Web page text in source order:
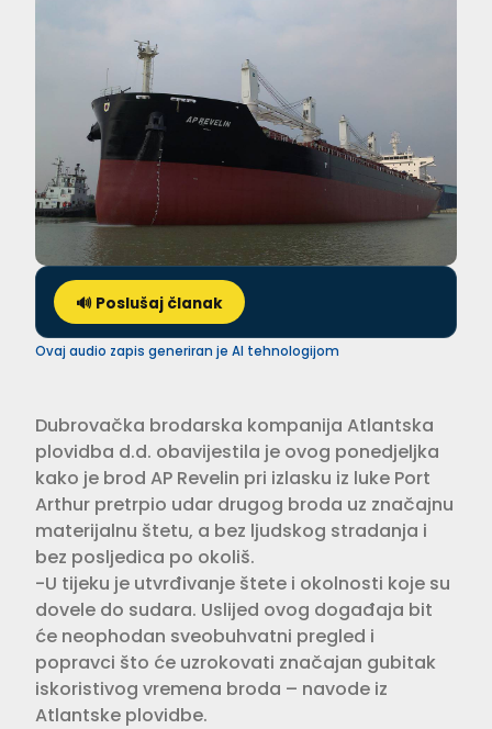
🔊 Poslušaj članak
Ovaj audio zapis generiran je AI tehnologijom
Dubrovačka brodarska kompanija Atlantska
plovidba d.d. obavijestila je ovog ponedjeljka
kako je brod AP Revelin pri izlasku iz luke Port
Arthur pretrpio udar drugog broda uz značajnu
materijalnu štetu, a bez ljudskog stradanja i
bez posljedica po okoliš.
-U tijeku je utvrđivanje štete i okolnosti koje su
dovele do sudara. Uslijed ovog događaja bit
će neophodan sveobuhvatni pregled i
popravci što će uzrokovati značajan gubitak
iskoristivog vremena broda – navode iz
Atlantske plovidbe.